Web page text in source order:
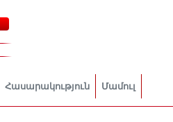
Հասարակություն Մամուլ